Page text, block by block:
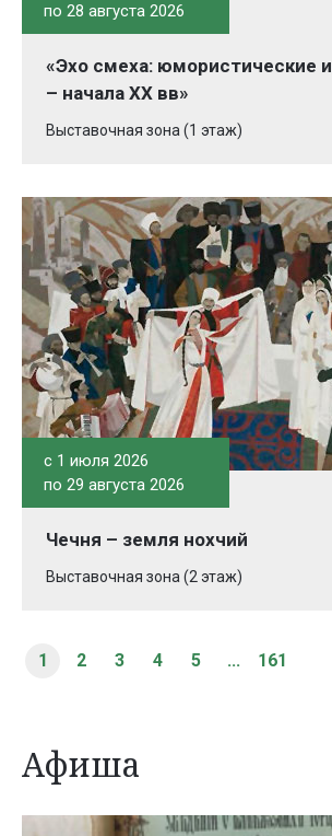
по 28 августа 2026
«Эхо смеха: юмористические
– начала XX вв»
Выставочная зона (1 этаж)
c 1 июля 2026
по 29 августа 2026
Чечня – земля нохчий
Выставочная зона (2 этаж)
1 2 3 4 5 ... 161
Афиша